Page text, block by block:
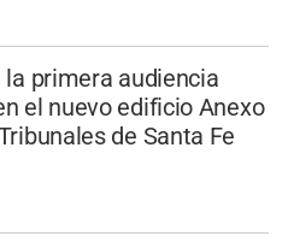
la primera audiencia
el nuevo edificio Anexo
de Santa Fe